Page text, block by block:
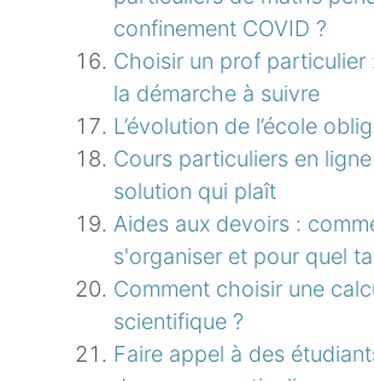
confinement COVID ?
Choisir un prof particulier
la démarche à suivre
L’évolution de l’école
Cours particuliers en
solution qui plaît
Aides aux devoirs :
s'organiser et pour quel
Comment choisir une
scientifique ?
Faire appel à des